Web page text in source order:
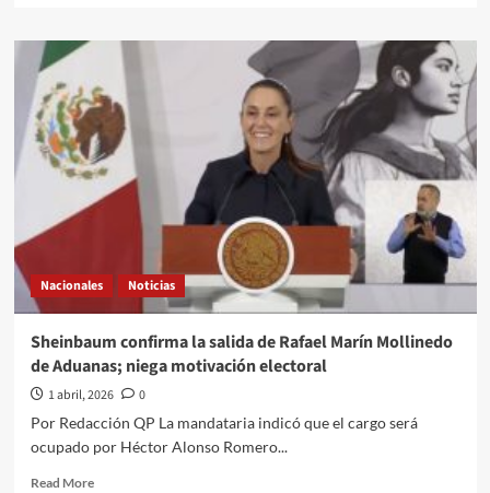
“Le
la
mejor
actriz
del
mundo”,
dice
Sheinbaum
declaraciones
de
Meryl
Nacionales Noticias
Sheinbaum confirma la salida de Rafael Marín Mollinedo
de Aduanas; niega motivación electoral
1 abril, 2026
0
Por Redacción QP La mandataria indicó que el cargo será
ocupado por Héctor Alonso Romero...
Read MoreRead